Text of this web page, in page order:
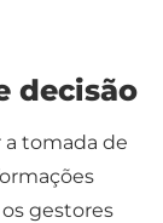
decisão
a tomada de
gestores